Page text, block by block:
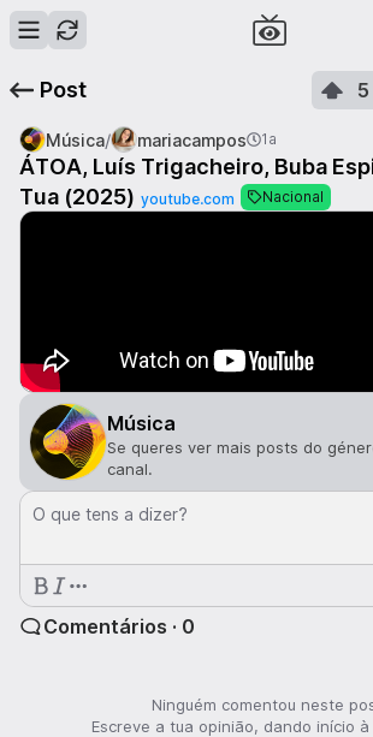
Post 5
Música/ mariacampos 1a
ÁTOA, Luís Trigacheiro, Buba
Tua (2025) youtube.com Nacional
Música
Se queres ver mais posts do
canal.
O que tens a dizer?
Comentários · 0
Ninguém comentou neste
Escreve a tua opinião, dando início